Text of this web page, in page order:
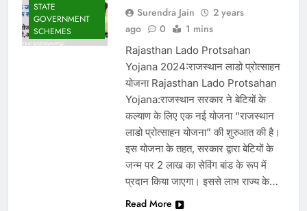
STATE
GOVERNMENT
SCHEMES
Surendra Jain
2 years
ago
0 1 mins
Rajasthan Lado Protsahan
Yojana 2024:राजस्थान लाडो प्रोत्साहन
योजना Rajasthan Lado Protsahan
Yojana:राजस्थान सरकार ने बेटियों के
कल्याण के लिए एक नई योजना “राजस्थान
लाडो प्रोत्साहन योजना” की शुरुआत की है।
इस योजना के तहत, सरकार द्वारा बेटियों के
जन्म पर 2 लाख का सेविंग बांड के रूप में
प्रदान किया जाएगा। इससे लाभ राज्य के…
Read More